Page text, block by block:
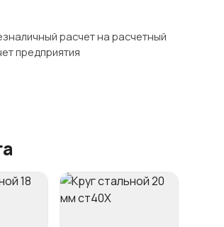
расчет на расчетный
предприятия